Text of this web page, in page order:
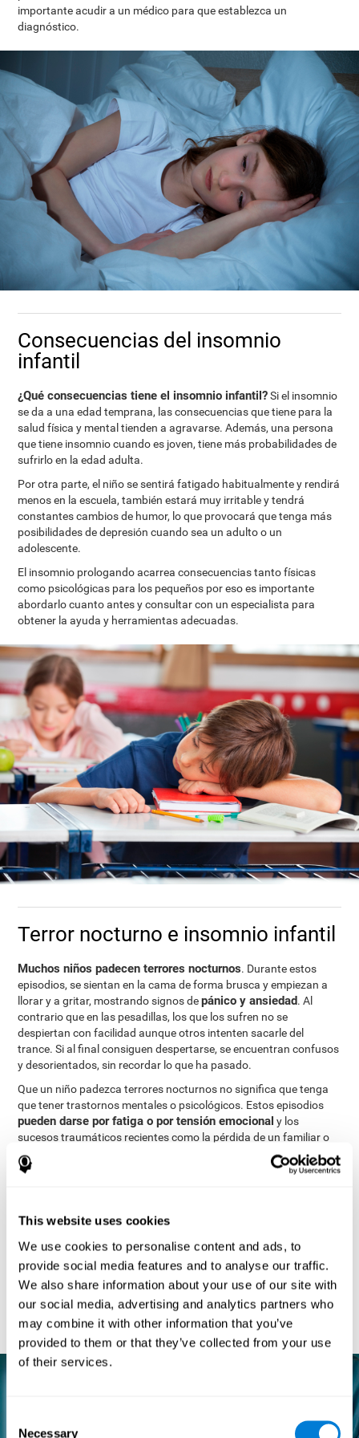
This website uses cookies
We use cookies to personalise content and ads, to
provide social media features and to analyse our traffic.
We also share information about your use of our site with
our social media, advertising and analytics partners who
may combine it with other information that you’ve
provided to them or that they’ve collected from your use
of their services.
Necessary
importante acudir a un médico para que establezca un
diagnóstico.
Consecuencias del insomnio
infantil
¿Qué consecuencias tiene el insomnio infantil?Si el insomnio
se da a una edad temprana, las consecuencias que tiene para la
salud física y mental tienden a agravarse. Además, una persona
que tiene insomnio cuando es joven, tiene más probabilidades de
sufrirlo en la edad adulta.
Por otra parte, el niño se sentirá fatigado habitualmente y rendirá
menos en la escuela, también estará muy irritable y tendrá
constantes cambios de humor, lo que provocará que tenga más
posibilidades de depresión cuando sea un adulto o un
adolescente.
El insomnio prologando acarrea consecuencias tanto físicas
como psicológicas para los pequeños por eso es importante
abordarlo cuanto antes y consultar con un especialista para
obtener la ayuda y herramientas adecuadas.
Terror nocturno e insomnio infantil
Muchos niños padecen terrores nocturnos. Durante estos
episodios, se sientan en la cama de forma brusca y empiezan a
llorar y a gritar, mostrando signos depánico y ansiedad. Al
contrario que en las pesadillas, los que los sufren no se
despiertan con facilidad aunque otros intenten sacarle del
trance. Si al final consiguen despertarse, se encuentran confusos
y desorientados, sin recordar lo que ha pasado.
Que un niño padezca terrores nocturnos no significa que tenga
que tener trastornos mentales o psicológicos. Estos episodios
pueden darse por fatiga o por tensión emocional y los
sucesos traumáticos recientes como la pérdida de un familiar o
de un ser querido también influyen. Por último, los factores
genéticos y hereditarios también pueden desencadenarlos.
importante considerar cómo es el comportamiento del niño
mientras está despierto. Si ve que hay problemas externos que
puedan influir en el niño, trate de solucionarlos o consulte a un
profesional.
Existen técnicas como los ejercicios de relajación que pueden
enseñar al niño a hacer frente a los sueños que le causan
ansiedad.